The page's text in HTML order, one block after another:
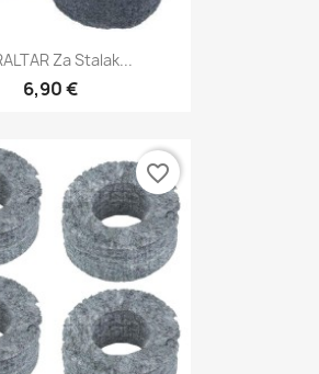
Brzi pregled
Za Stalak...
6,90 €
favorite_border